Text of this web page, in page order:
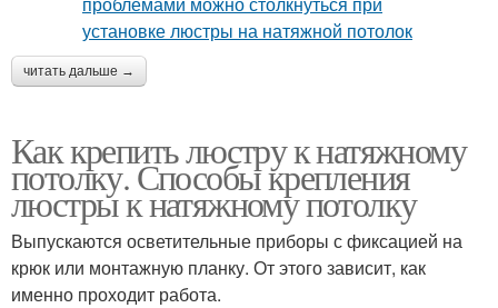
читать дальше →
Как крепить люстру к натяжному
потолку. Способы крепления
люстры к натяжному потолку
Выпускаются осветительные приборы с фиксацией на
крюк или монтажную планку. От этого зависит, как
именно проходит работа.